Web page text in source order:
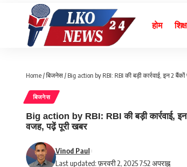
होम
Home/बिजनेस/Big action by RBI: RBI की बड़ी कार्रवाई, इन 2
बिजनेस
Big action by RBI: RBI की बड़ी कार्रवाई, इन
वजह, पढ़ें पूरी खबर
Last updated: फ़रवरी 2, 2025 7:52 अपराह्न
Vinod Paul